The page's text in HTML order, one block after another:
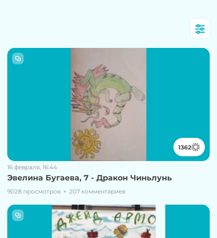
1362
16 февраля, 16:44
Эвелина Бугаева, 7 - Дракон Чиньлунь
9028 просмотров 207 комментариев